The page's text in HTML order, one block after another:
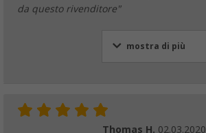
da questo rivenditore"
mostra di più
Thomas H. 02.03.2020